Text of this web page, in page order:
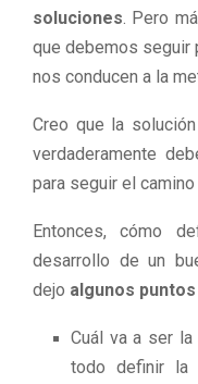
soluciones . Pero
que debemos seguir
nos conducen a la
Creo que la
verdaderamente
para seguir el
Entonces, cómo
desarrollo de un
dejo algunos
Cuál va a ser
todo definir la